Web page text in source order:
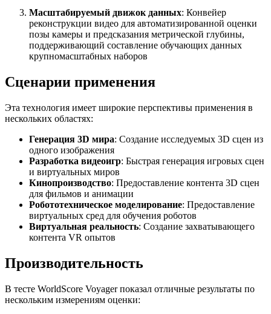
Масштабируемый движок данных: Конвейер
реконструкции видео для автоматизированной оценки
позы камеры и предсказания метрической глубины,
поддерживающий составление обучающих данных
крупномасштабных наборов
Сценарии применения
Эта технология имеет широкие перспективы применения в
нескольких областях:
Генерация 3D мира: Создание исследуемых 3D сцен из
одного изображения
Разработка видеоигр: Быстрая генерация игровых сцен
и виртуальных миров
Кинопроизводство: Предоставление контента 3D сцен
для фильмов и анимации
Робототехническое моделирование: Предоставление
виртуальных сред для обучения роботов
Виртуальная реальность: Создание захватывающего
контента VR опытов
Производительность
В тесте WorldScore Voyager показал отличные результаты по
нескольким измерениям оценки: